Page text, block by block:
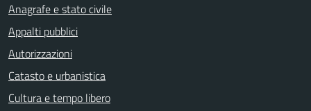
Anagrafe e stato civile
Appalti pubblici
Autorizzazioni
Catasto e urbanistica
Cultura e tempo libero